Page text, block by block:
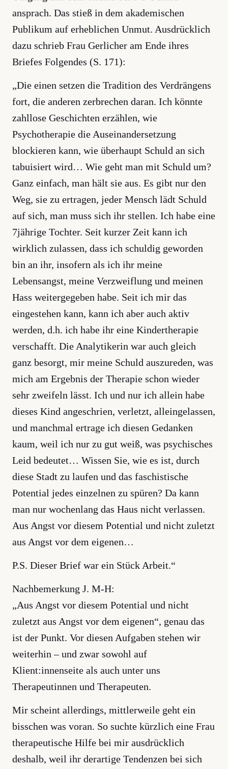
ansprach. Das stieß in dem akademischen
Publikum auf erheblichen Unmut. Ausdrücklich
dazu schrieb Frau Gerlicher am Ende ihres
Briefes Folgendes (S. 171):
„Die einen setzen die Tradition des Verdrängens
fort, die anderen zerbrechen daran. Ich könnte
zahllose Geschichten erzählen, wie
Psychotherapie die Auseinandersetzung
blockieren kann, wie überhaupt Schuld an sich
tabuisiert wird… Wie geht man mit Schuld um?
Ganz einfach, man hält sie aus. Es gibt nur den
Weg, sie zu ertragen, jeder Mensch lädt Schuld
auf sich, man muss sich ihr stellen. Ich habe eine
7jährige Tochter. Seit kurzer Zeit kann ich
wirklich zulassen, dass ich schuldig geworden
bin an ihr, insofern als ich ihr meine
Lebensangst, meine Verzweiflung und meinen
Hass weitergegeben habe. Seit ich mir das
eingestehen kann, kann ich aber auch aktiv
werden, d.h. ich habe ihr eine Kindertherapie
verschafft. Die Analytikerin war auch gleich
ganz besorgt, mir meine Schuld auszureden, was
mich am Ergebnis der Therapie schon wieder
sehr zweifeln lässt. Ich und nur ich allein habe
dieses Kind angeschrien, verletzt, alleingelassen,
und manchmal ertrage ich diesen Gedanken
kaum, weil ich nur zu gut weiß, was psychisches
Leid bedeutet… Wissen Sie, wie es ist, durch
diese Stadt zu laufen und das faschistische
Potential jedes einzelnen zu spüren? Da kann
man nur wochenlang das Haus nicht verlassen.
Aus Angst vor diesem Potential und nicht zuletzt
aus Angst vor dem eigenen…
P.S. Dieser Brief war ein Stück Arbeit.“
Nachbemerkung J. M-H:
„Aus Angst vor diesem Potential und nicht
zuletzt aus Angst vor dem eigenen“, genau das
ist der Punkt. Vor diesen Aufgaben stehen wir
weiterhin – und zwar sowohl auf
Klient:innenseite als auch unter uns
Therapeutinnen und Therapeuten.
Mir scheint allerdings, mittlerweile geht ein
bisschen was voran. So suchte kürzlich eine Frau
therapeutische Hilfe bei mir ausdrücklich
deshalb, weil ihr derartige Tendenzen bei sich